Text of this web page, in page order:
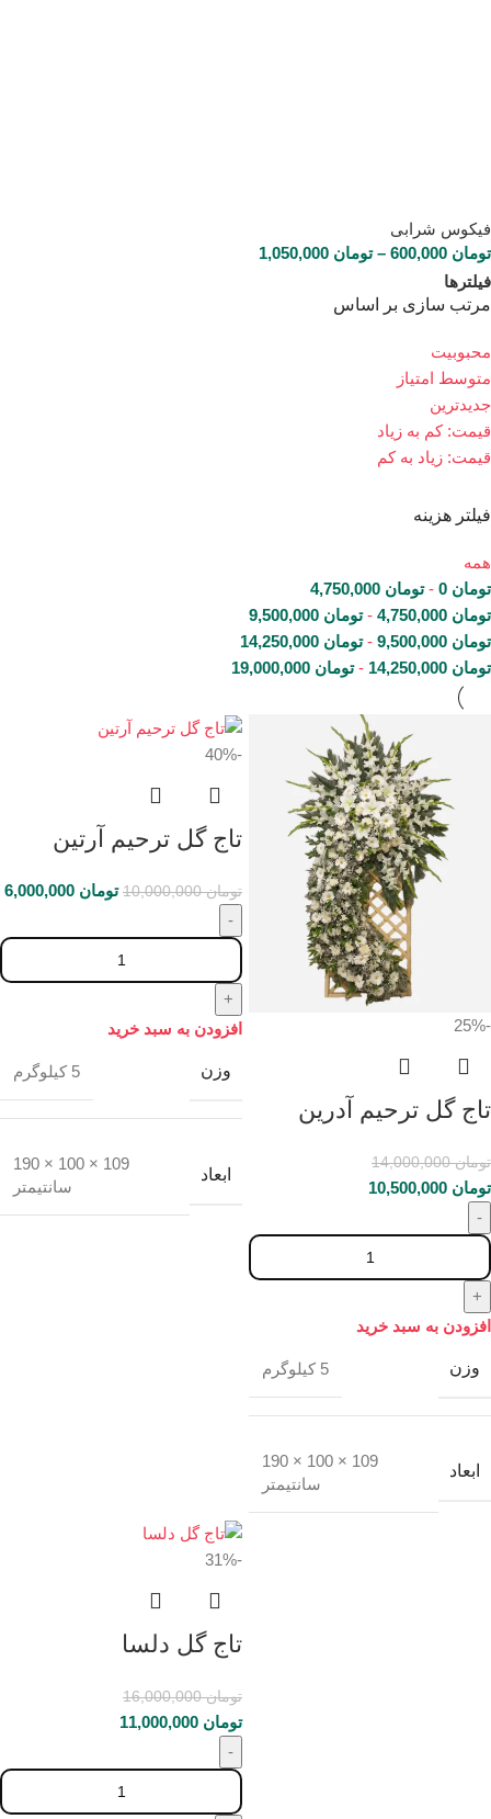
فیکوس شرابی
تومان
–تومان
فیلترها
مرتب سازی بر اساس
محبوبیت
متوسط امتیاز
جدیدترین
قیمت: کم به زیاد
قیمت: زیاد به کم
فیلتر هزینه
همه
تومان
-تومان
تومان
-تومان
تومان
-تومان
تومان
-تومان
-25%
تاج گل ترحیم آدرین
تومان14,000,000
تومان
افزودن به سبد خرید
وزن 5 کیلوگرم
ابعاد
109 × 100 × 190
سانتیمتر
-40%
تاج گل ترحیم آرتین
تومان10,000,000 تومان
افزودن به سبد خرید
وزن 5 کیلوگرم
ابعاد
109 × 100 × 190
سانتیمتر
-31%
تاج گل دلسا
تومان16,000,000
تومان